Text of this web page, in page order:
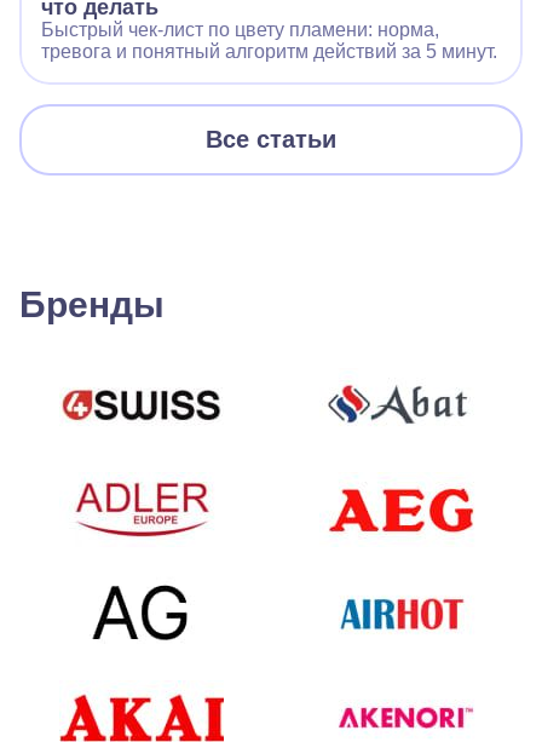
что делать
Быстрый чек‑лист по цвету пламени: норма,
тревога и понятный алгоритм действий за 5 минут.
Все статьи
Бренды